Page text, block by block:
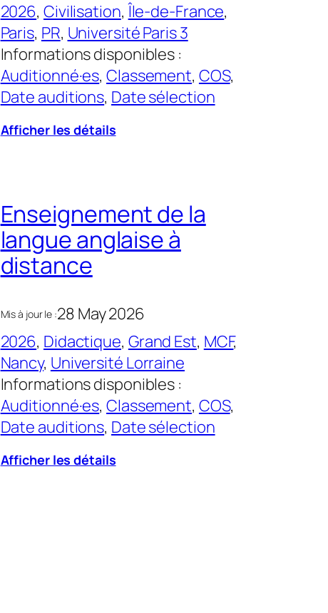
2026, Civilisation, Île-de-France
Paris, PR, Université Paris 3
Informations disponibles :
Auditionné·es, Classement, COS
Date auditions, Date sélection
Afficher les détails
Enseignement de la
langue anglaise à
distance
Mis à jour le :28 May 2026
2026, Didactique, Grand Est, MCF
Nancy, Université Lorraine
Informations disponibles :
Auditionné·es, Classement, COS
Date auditions, Date sélection
Afficher les détails